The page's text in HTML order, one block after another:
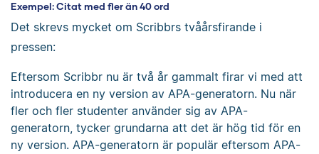
Exempel: Citat med fler än 40 ord
Det skrevs mycket om Scribbrs tvåårsfirande i
pressen:
Eftersom Scribbr nu är två år gammalt firar vi med att
introducera en ny version av APA-generatorn. Nu när
fler och fler studenter använder sig av APA-
generatorn, tycker grundarna att det är hög tid för en
ny version. APA-generatorn är populär eftersom APA-